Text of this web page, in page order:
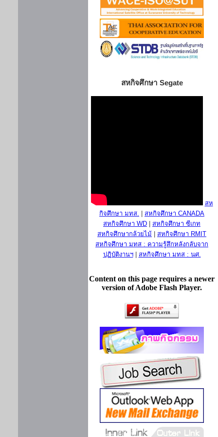
สหกิจศึกษา Segate
สห
กิจศึกษา มทส.
สหกิจศึกษา CANADA
สหกิจศึกษา WD
สหกิจศึกษา ซีเกท
สหกิจศึกษากล้วยไม้
สหกิจศึกษา RMIT
สหกิจศึกษา มทส : ความรู้สึกหลังกลับจาก
ปฏิบัติงานฯ| สหกิจศึกษา มทส : นศ.
Content on this page requires a newer
version of Adobe Flash Player.